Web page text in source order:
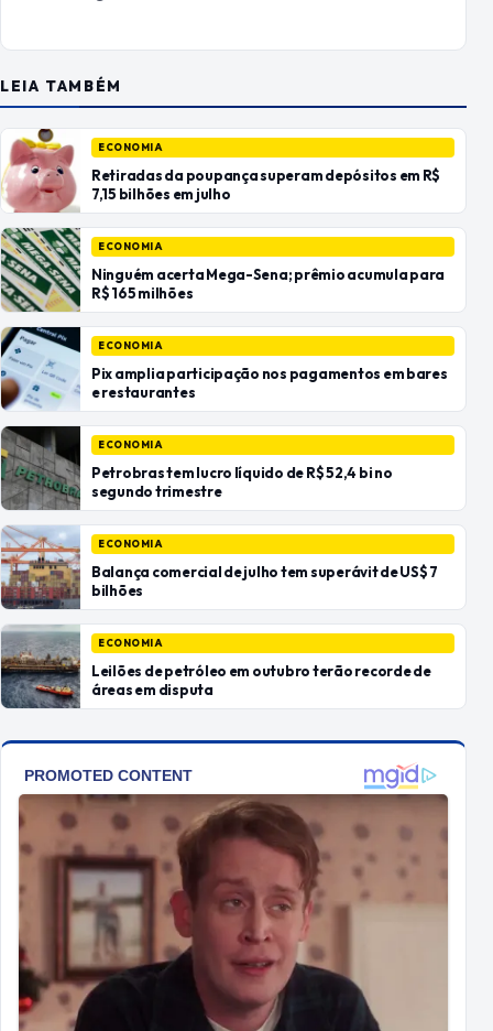
LEIA TAMBÉM
ECONOMIA
Retiradas da poupança superam depósitos em R$
7,15 bilhões em julho
ECONOMIA
Ninguém acerta Mega-Sena; prêmio acumula para
R$ 165 milhões
ECONOMIA
Pix amplia participação nos pagamentos em bares
e restaurantes
ECONOMIA
Petrobras tem lucro líquido de R$ 52,4 bi no
segundo trimestre
ECONOMIA
Balança comercial de julho tem superávit de US$ 7
bilhões
ECONOMIA
Leilões de petróleo em outubro terão recorde de
áreas em disputa